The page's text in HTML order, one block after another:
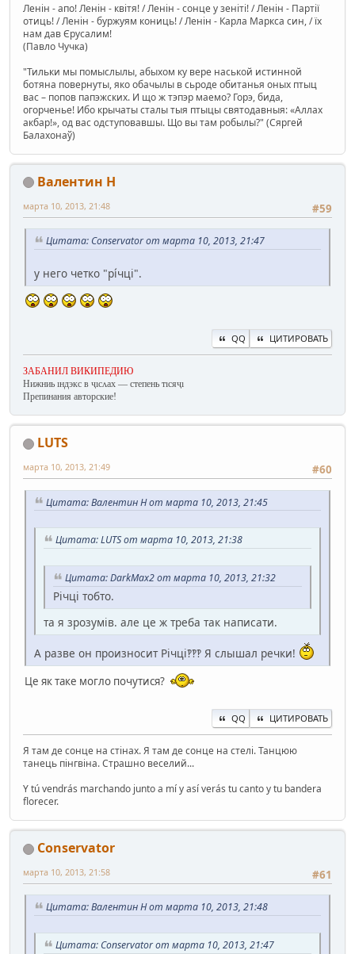
Ленін - апо! Ленін - квітя! / Ленін - сонце у зеніті! / Ленін - Партії
отиць! / Ленін - буржуям кониць! / Ленін - Карла Маркса син, / їх
нам дав Єрусалим!
(Павло Чучка)
"Тильки мы помыслылы, абыхом ку вере наськой истинной
ботяна повернуты, яко обачылы в сьроде обитанья оных птыц
вас – попов папэжских. И що ж тэпэр маемо? Горэ, бида,
огорченье! Ибо крычаты сталы тыя птыцы святодавныя: «Аллах
акбар!», од вас одступовавшы. Що вы там робылы?" (Сяргей
Балахонаў)
Валентин Н
#59
марта 10, 2013, 21:48
Цитата: Conservator от марта 10, 2013, 21:47
у него четко "рі́чці".
QQ ЦИТИРОВАТЬ
ЗАБАНИЛ ВИКИПЕДИЮ
Нижниь ıндэкс в ҷıсʌах — степень тıсяҷı
Препинания авторские!
LUTS
#60
марта 10, 2013, 21:49
Цитата: Валентин Н от марта 10, 2013, 21:45
Цитата: LUTS от марта 10, 2013, 21:38
Цитата: DarkMax2 от марта 10, 2013, 21:32
Річці тобто.
та я зрозумів. але це ж треба так написати.
А разве он произносит Річці‽‽‽ Я слышал речки!
Це як таке могло почутися?
QQ ЦИТИРОВАТЬ
Я там де сонце на стінах. Я там де сонце на стелі. Танцюю
танець пінгвіна. Страшно веселий...
Y tú vendrás marchando junto a mí y así verás tu canto y tu bandera
florecer.
Conservator
#61
марта 10, 2013, 21:58
Цитата: Валентин Н от марта 10, 2013, 21:48
Цитата: Conservator от марта 10, 2013, 21:47